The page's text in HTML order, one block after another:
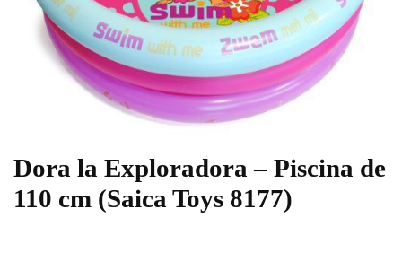
Dora la Exploradora – Piscina de
110 cm (Saica Toys 8177)